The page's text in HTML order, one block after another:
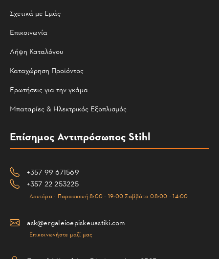
Σχετικά με Εμάς
Επικοινωνία
Λήψη Καταλόγου
Καταχώρηση Προϊόντος
Ερωτήσεις για την γκάμα
Μπαταρίες & Ηλεκτρικός Εξοπλισμός
Επίσημος Αντιπρόσωπος Stihl
+357 99 671569
+357 22 253225
Δευτέρα - Παρασκευή 8:00 - 19:00 Σαββάτο 08:00 - 14:00
ask@ergaleioepiskeuastiki.com
Επικοινωνήστε μαζί μας